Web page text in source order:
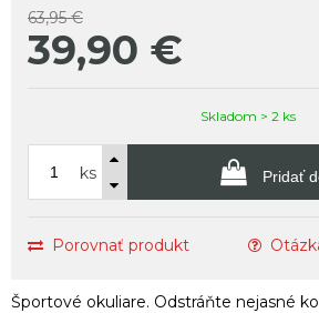
63,95 €
39,90 €
Skladom > 2 ks
ks Pridať
Porovnať produkt
Športové okuliare. Odstráňte nejasné